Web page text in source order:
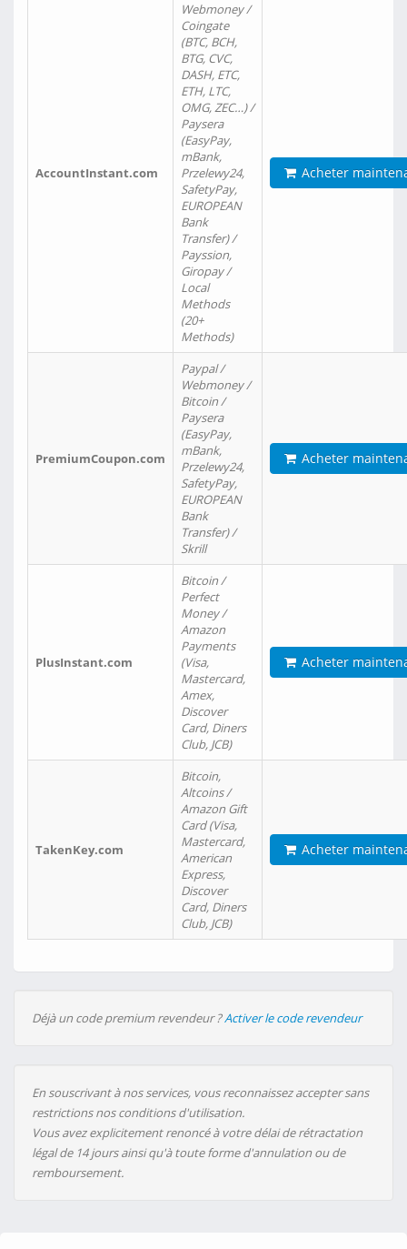
AccountInstant.com
Webmoney /
Coingate
(BTC, BCH,
BTG, CVC,
DASH, ETC,
ETH, LTC,
OMG, ZEC…) /
Paysera
(EasyPay,
mBank,
Przelewy24,
SafetyPay,
EUROPEAN
Bank
Transfer) /
Payssion,
Giropay /
Local
Methods
(20+
Methods)
Acheter
PremiumCoupon.com
Paypal /
Webmoney /
Bitcoin /
Paysera
(EasyPay,
mBank,
Przelewy24,
SafetyPay,
EUROPEAN
Bank
Transfer) /
Skrill
Acheter
PlusInstant.com
Bitcoin /
Perfect
Money /
Amazon
Payments
(Visa,
Mastercard,
Amex,
Discover
Card, Diners
Club, JCB)
Acheter
TakenKey.com
Bitcoin,
Altcoins /
Amazon Gift
Card (Visa,
Mastercard,
American
Express,
Discover
Card, Diners
Club, JCB)
Acheter
Déjà un code premium revendeur ?Activer le code revendeur
En souscrivant à nos services, vous reconnaissez accepter sans
restrictions nos conditions d'utilisation.
Vous avez explicitement renoncé à votre délai de rétractation
légal de 14 jours ainsi qu'à toute forme d'annulation ou de
remboursement.